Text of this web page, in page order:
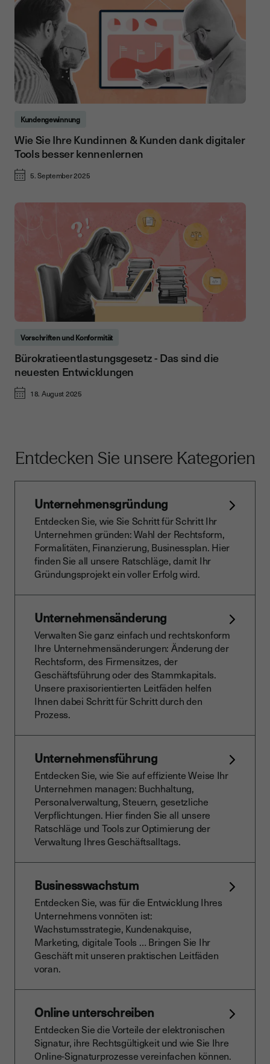
Kundengewinnung
Wie Sie Ihre Kundinnen & Kunden dank digitaler
Tools besser kennenlernen
5. September 2025
Vorschriften und Konformität
Bürokratieentlastungsgesetz - Das sind die
neuesten Entwicklungen
18. August 2025
Entdecken Sie unsere Kategorien
Unternehmensgründung
Entdecken Sie, wie Sie Schritt für Schritt Ihr
Unternehmen gründen: Wahl der Rechtsform,
Formalitäten, Finanzierung, Businessplan. Hier
finden Sie all unsere Ratschläge, damit Ihr
Gründungsprojekt ein voller Erfolg wird.
Unternehmensänderung
Verwalten Sie ganz einfach und rechtskonform
Ihre Unternehmensänderungen: Änderung der
Rechtsform, des Firmensitzes, der
Geschäftsführung oder des Stammkapitals.
Unsere praxisorientierten Leitfäden helfen
Ihnen dabei Schritt für Schritt durch den
Prozess.
Unternehmensführung
Entdecken Sie, wie Sie auf effiziente Weise Ihr
Unternehmen managen: Buchhaltung,
Personalverwaltung, Steuern, gesetzliche
Verpflichtungen. Hier finden Sie all unsere
Ratschläge und Tools zur Optimierung der
Verwaltung Ihres Geschäftsalltags.
Businesswachstum
Entdecken Sie, was für die Entwicklung Ihres
Unternehmens vonnöten ist:
Wachstumsstrategie, Kundenakquise,
Marketing, digitale Tools … Bringen Sie Ihr
Geschäft mit unseren praktischen Leitfäden
voran.
Online unterschreiben
Entdecken Sie die Vorteile der elektronischen
Signatur, ihre Rechtsgültigkeit und wie Sie Ihre
Online-Signaturprozesse vereinfachen können.